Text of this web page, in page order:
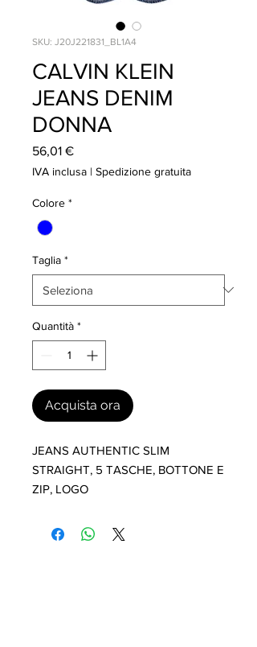
SKU: J20J221831_BL1A4
CALVIN KLEIN
JEANS DENIM
DONNA
56,01 €Prezzo
IVA inclusa | Spedizione gratuita
Colore *
Taglia *
Quantità *
Acquista ora
JEANS AUTHENTIC SLIM
STRAIGHT, 5 TASCHE, BOTTONE E
ZIP, LOGO